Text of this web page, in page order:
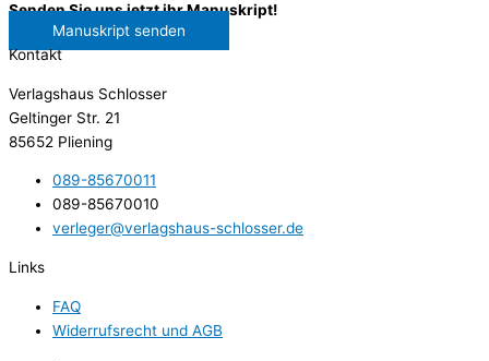
Senden Sie uns jetzt ihr Manuskript!
Manuskript senden
Kontakt
Verlagshaus Schlosser
Geltinger Str. 21
85652 Pliening
089-85670011
089-85670010
verleger@verlagshaus-schlosser.de
Links
FAQ
Widerrufsrecht und AGB